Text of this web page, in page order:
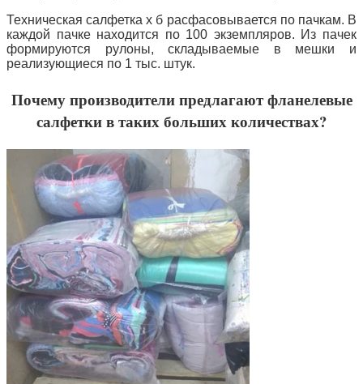
Техническая салфетка х б расфасовывается по пачкам. В
каждой пачке находится по 100 экземпляров. Из пачек
формируются рулоны, складываемые в мешки и
реализующиеся по 1 тыс. штук.
Почему производители предлагают фланелевые
салфетки в таких больших количествах?